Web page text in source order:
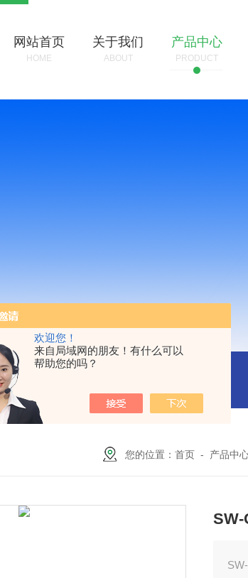
欢迎您！
来自局域网的朋友！有什么可以
帮助您的吗？
网站首页
HOME
关于我们
ABOUT
产品中心
PRODUCT
灰分测定马弗炉-郑州安晟科学仪器 SX2-9-
您的位置：首页 - 产品中
SW-